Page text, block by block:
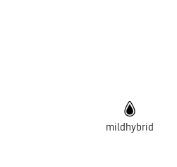
mildhybrid